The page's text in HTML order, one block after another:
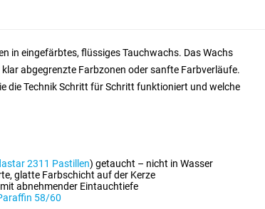
in eingefärbtes, flüssiges Tauchwachs. Das Wachs
abgegrenzte Farbzonen oder sanfte Farbverläufe.
die Technik Schritt für Schritt funktioniert und welche
2311 Pastillen) getaucht – nicht in Wasser
glatte Farbschicht auf der Kerze
abnehmender Eintauchtiefe
58/60